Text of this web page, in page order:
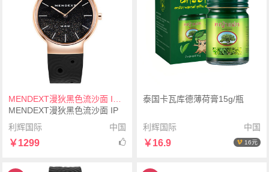
MENDEXT漫狄黑色流沙面 IP
镀玫瑰色表壳 黑色表带M6IX-
M05男士手表腕表
利辉国际 中国
￥1299
泰国卡瓦库德薄荷膏15g/瓶
利辉国际 中国
￥16.9 16元